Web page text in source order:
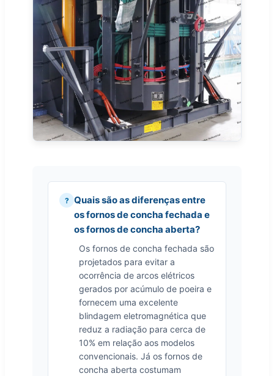
Quais são as diferenças entre
os fornos de concha fechada e
os fornos de concha aberta?
Os fornos de concha fechada são
projetados para evitar a
ocorrência de arcos elétricos
gerados por acúmulo de poeira e
fornecem uma excelente
blindagem eletromagnética que
reduz a radiação para cerca de
10% em relação aos modelos
convencionais. Já os fornos de
concha aberta costumam